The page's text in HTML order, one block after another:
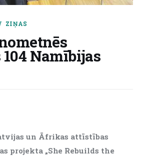
ZIŅAS
Namībijas
un Āfrikas attīstības
projekta „She Rebuilds the